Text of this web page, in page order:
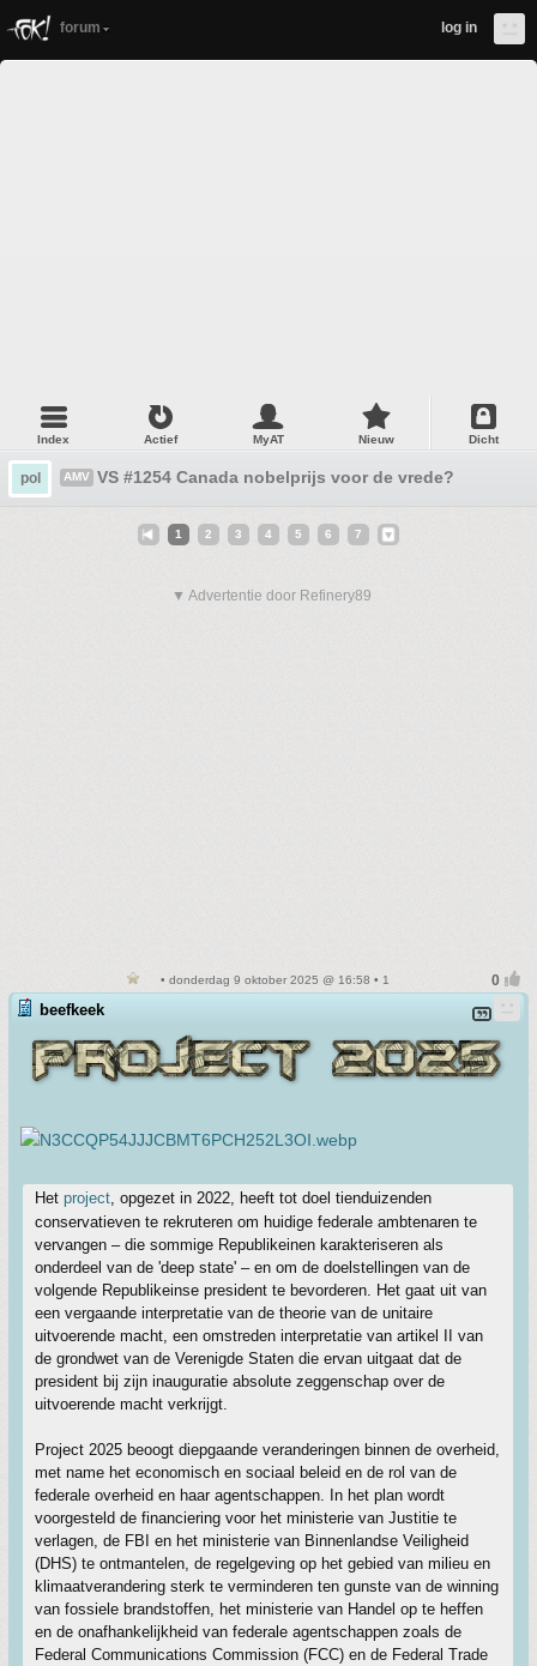
forum log in
Index Actief MyAT Nieuw Dicht
pol AMV VS #1254 Canada nobelprijs voor de vrede?
1 2 3 4 5 6 7
▼ Advertentie door Refinery89
• donderdag 9 oktober 2025 @ 16:58 • 1
beefkeek
Het project , opgezet in 2022, heeft tot doel tienduizenden
conservatieven te rekruteren om huidige federale ambtenaren te
vervangen – die sommige Republikeinen karakteriseren als
onderdeel van de 'deep state' – en om de doelstellingen van de
volgende Republikeinse president te bevorderen. Het gaat uit van
een vergaande interpretatie van de theorie van de unitaire
uitvoerende macht, een omstreden interpretatie van artikel II van
de grondwet van de Verenigde Staten die ervan uitgaat dat de
president bij zijn inauguratie absolute zeggenschap over de
uitvoerende macht verkrijgt.
Project 2025 beoogt diepgaande veranderingen binnen de overheid,
met name het economisch en sociaal beleid en de rol van de
federale overheid en haar agentschappen. In het plan wordt
voorgesteld de financiering voor het ministerie van Justitie te
verlagen, de FBI en het ministerie van Binnenlandse Veiligheid
(DHS) te ontmantelen, de regelgeving op het gebied van milieu en
klimaatverandering sterk te verminderen ten gunste van de winning
van fossiele brandstoffen, het ministerie van Handel op te heffen
en de onafhankelijkheid van federale agentschappen zoals de
Federal Communications Commission (FCC) en de Federal Trade